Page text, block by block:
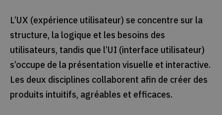
L’UX (expérience utilisateur) se concentre sur la
structure, la logique et les besoins des
utilisateurs, tandis que l’UI (interface utilisateur)
s’occupe de la présentation visuelle et interactive.
Les deux disciplines collaborent afin de créer des
produits intuitifs, agréables et efficaces.